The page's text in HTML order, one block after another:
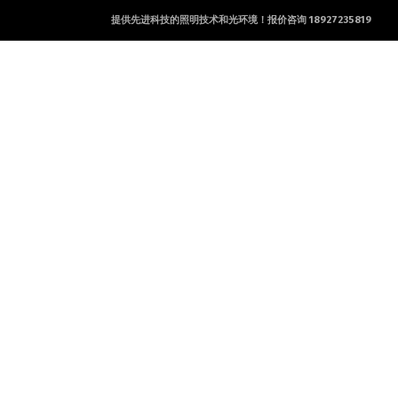
提供先进科技的照明技术和光环境！报价咨询 18927235819